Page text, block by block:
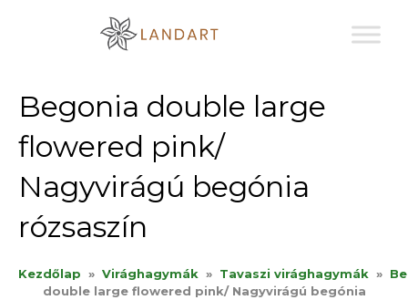
Begonia double large
flowered pink/
Nagyvirágú begónia
rózsaszín
Kezdőlap » Virághagymák » Tavaszi virághagymák »
double large flowered pink/ Nagyvirágú begónia